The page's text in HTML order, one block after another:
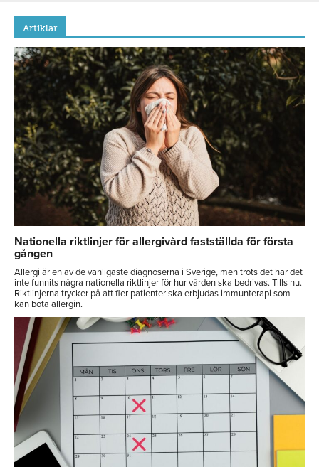
Artiklar
Nationella riktlinjer för allergivård fastställda för första
gången
Allergi är en av de vanligaste diagnoserna i Sverige, men trots det har det
inte funnits några nationella riktlinjer för hur vården ska bedrivas. Tills nu.
Riktlinjerna trycker på att fler patienter ska erbjudas immunterapi som
kan bota allergin.